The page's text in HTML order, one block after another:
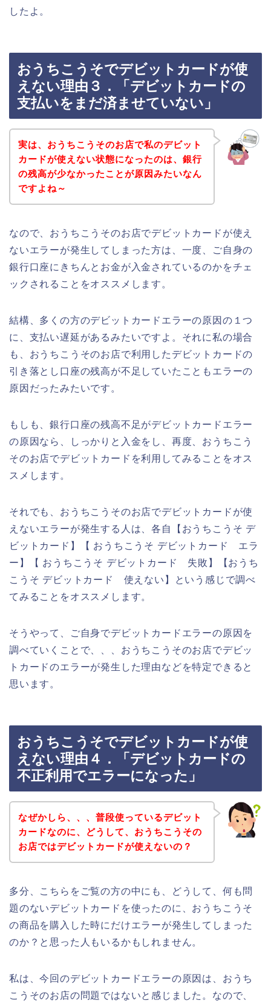
したよ。
おうちこうそでデビットカードが使
えない理由３．「デビットカードの
支払いをまだ済ませていない」
実は、おうちこうそのお店で私のデビット
カードが使えない状態になったのは、銀行
の残高が少なかったことが原因みたいなん
ですよね～
なので、おうちこうそのお店でデビットカードが使え
ないエラーが発生してしまった方は、一度、ご自身の
銀行口座にきちんとお金が入金されているのかをチェ
ックされることをオススメします。
結構、多くの方のデビットカードエラーの原因の１つ
に、支払い遅延があるみたいですよ。それに私の場合
も、おうちこうそのお店で利用したデビットカードの
引き落とし口座の残高が不足していたこともエラーの
原因だったみたいです。
もしも、銀行口座の残高不足がデビットカードエラー
の原因なら、しっかりと入金をし、再度、おうちこう
そのお店でデビットカードを利用してみることをオス
スメします。
それでも、おうちこうそのお店でデビットカードが使
えないエラーが発生する人は、各自【おうちこうそ デ
ビットカード】【 おうちこうそ デビットカード エラ
ー】【 おうちこうそ デビットカード 失敗】【おうち
こうそ デビットカード 使えない】という感じで調べ
てみることをオススメします。
そうやって、ご自身でデビットカードエラーの原因を
調べていくことで、、、おうちこうそのお店でデビッ
トカードのエラーが発生した理由などを特定できると
思います。
おうちこうそでデビットカードが使
えない理由４．「デビットカードの
不正利用でエラーになった」
なぜかしら、、、普段使っているデビット
カードなのに、どうして、おうちこうその
お店ではデビットカードが使えないの？
多分、こちらをご覧の方の中にも、どうして、何も問
題のないデビットカードを使ったのに、おうちこうそ
の商品を購入した時にだけエラーが発生してしまった
のか？と思った人もいるかもしれません。
私は、今回のデビットカードエラーの原因は、おうち
こうそのお店の問題ではないと感じました。なので、